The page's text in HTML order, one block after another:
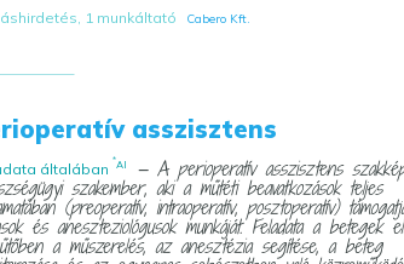
1 munkáltató Cabero Kft.
asszisztens
általában *AI — A perioperatív asszisztens
szakember, aki a műtéti beavatkozások teljes
(preoperatív, intraoperatív, posztoperatív)
és aneszteziológusok munkáját. Feladata a betegek
a műszerelés, az anesztézia segítése, a beteg